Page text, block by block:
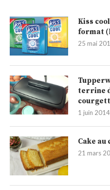
Kiss
format
25 mai
terrine
1 juin 2014
Cake au
21 mars